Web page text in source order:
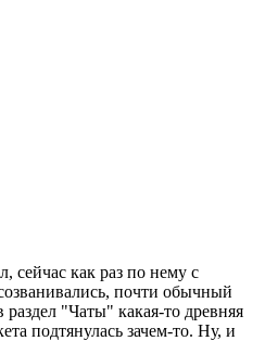
сейчас как раз по нему с
почти обычный
"Чаты" какая-то древняя
подтянулась зачем-то. Ну, и